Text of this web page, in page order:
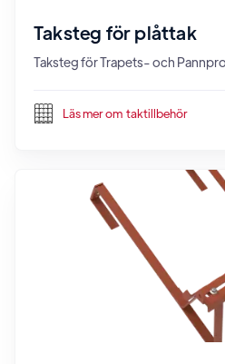
Taksteg för plåttak
Taksteg för Trapets- och
Läs mer om taktillbehör